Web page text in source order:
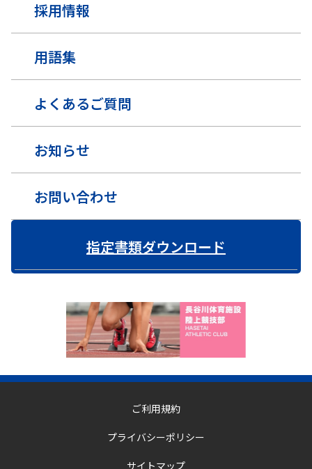
採用情報
用語集
よくあるご質問
お知らせ
お問い合わせ
指定書類ダウンロード
ご利用規約
プライバシーポリシー
サイトマップ